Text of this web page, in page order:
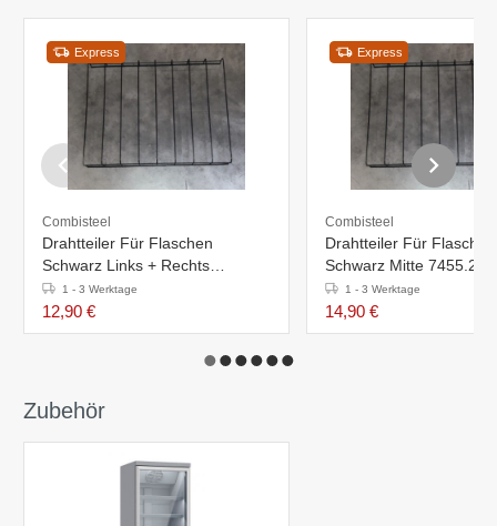
Express
Combisteel
Drahtteiler Für Flaschen
Schwarz Links + Rechts
7455.2230-2235-2240 +
7455.2405-2415-2417
1 - 3 Werktage
12,90 €
Express
Combisteel
Drahtteiler Für Flaschen
Schwarz Mitte
+ 7455.2415-2417
1 - 3 Werktage
14,90 €
Zubehör